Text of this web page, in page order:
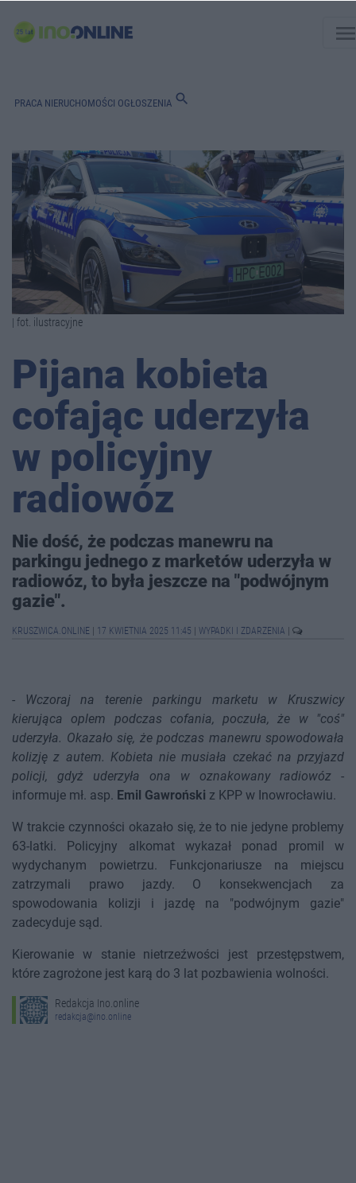
PRACA NIERUCHOMOŚCI OGŁOSZENIA search
| fot. ilustracyjne
Pijana kobieta
cofając uderzyła
w policyjny
radiowóz
Nie dość, że podczas manewru na
parkingu jednego z marketów uderzyła w
radiowóz, to była jeszcze na "podwójnym
gazie".
KRUSZWICA.ONLINE 17 KWIETNIA 2025 11:45 WYPADKI I ZDARZENIA
- Wczoraj na terenie parkingu marketu w Kruszwicy
kierująca oplem podczas cofania, poczuła, że w "coś"
uderzyła. Okazało się, że podczas manewru spowodowała
kolizję z autem. Kobieta nie musiała czekać na przyjazd
policji, gdyż uderzyła ona w oznakowany radiowóz -
informuje mł. asp. Emil Gawroński z KPP w Inowrocławiu.
W trakcie czynności okazało się, że to nie jedyne problemy
63-latki. Policyjny alkomat wykazał ponad promil w
wydychanym powietrzu. Funkcjonariusze na miejscu
zatrzymali prawo jazdy. O konsekwencjach za
spowodowania kolizji i jazdę na "podwójnym gazie"
zadecyduje sąd.
Kierowanie w stanie nietrzeźwości jest przestępstwem,
które zagrożone jest karą do 3 lat pozbawienia wolności.
Redakcja Ino.online
redakcja@ino.online